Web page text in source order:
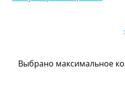
Выбрано максимальное